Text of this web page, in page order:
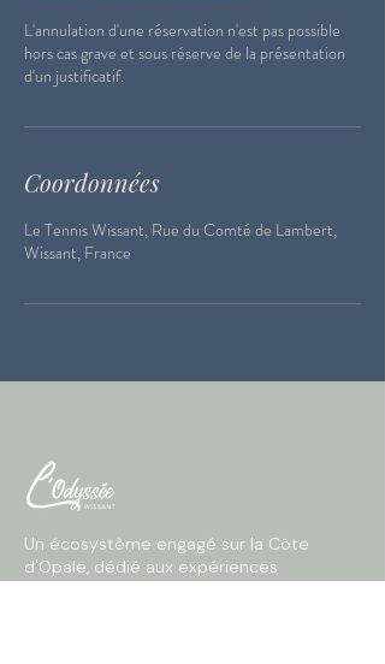
L'annulation d'une réservation n'est pas possible
hors cas grave et sous réserve de la présentation
d'un justificatif.
Coordonnées
Le Tennis Wissant, Rue du Comté de Lambert,
Wissant, France
Un écosystème engagé sur la Côte
d'Opale, dédié aux expériences